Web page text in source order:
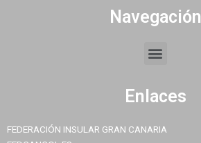
Navegación
Menu
Enlaces
FEDERACIÓN INSULAR GRAN CANARIA